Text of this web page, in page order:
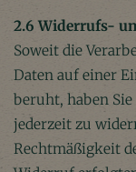
2.6 Widerrufs-
Soweit die
Daten auf einer
beruht, haben
jederzeit zu
Rechtmäßigkeit